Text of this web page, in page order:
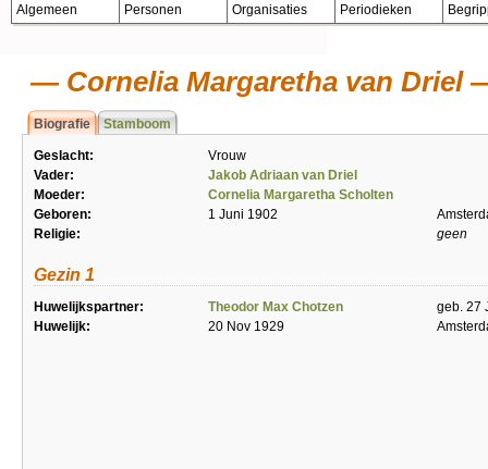
Algemeen Personen Organisaties Periodieken
Cornelia Margaretha van Driel
Biografie Stamboom
Geslacht:
Vrouw
Vader:
Jakob Adriaan van Driel
Moeder:
Cornelia Margaretha Scholten
Geboren:
1 Juni 1902
Religie:
geen
Gezin 1
Huwelijkspartner: Theodor Max Chotzen
geb. 27
Huwelijk:
20 Nov 1929